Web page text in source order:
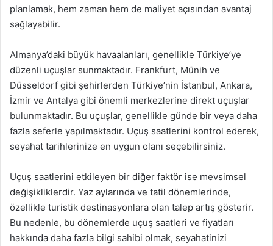
planlamak, hem zaman hem de maliyet açısından avantaj
sağlayabilir.
Almanya’daki büyük havaalanları, genellikle Türkiye’ye
düzenli uçuşlar sunmaktadır. Frankfurt, Münih ve
Düsseldorf gibi şehirlerden Türkiye’nin İstanbul, Ankara,
İzmir ve Antalya gibi önemli merkezlerine direkt uçuşlar
bulunmaktadır. Bu uçuşlar, genellikle günde bir veya daha
fazla seferle yapılmaktadır. Uçuş saatlerini kontrol ederek,
seyahat tarihlerinize en uygun olanı seçebilirsiniz.
Uçuş saatlerini etkileyen bir diğer faktör ise mevsimsel
değişikliklerdir. Yaz aylarında ve tatil dönemlerinde,
özellikle turistik destinasyonlara olan talep artış gösterir.
Bu nedenle, bu dönemlerde uçuş saatleri ve fiyatları
hakkında daha fazla bilgi sahibi olmak, seyahatinizi